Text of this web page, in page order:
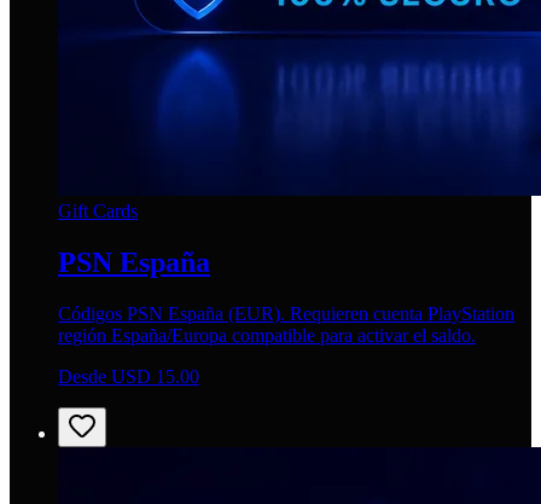
Gift Cards
PSN España
Códigos PSN España (EUR). Requieren cuenta PlayStation
región España/Europa compatible para activar el saldo.
Desde USD 15.00